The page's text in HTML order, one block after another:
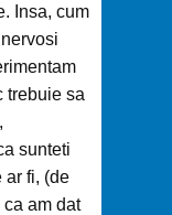
Insa, cum
trebuie sa
sunteti
ar fi, (de
ca am dat